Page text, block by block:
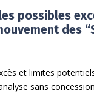
possibles
des
et limites
sans